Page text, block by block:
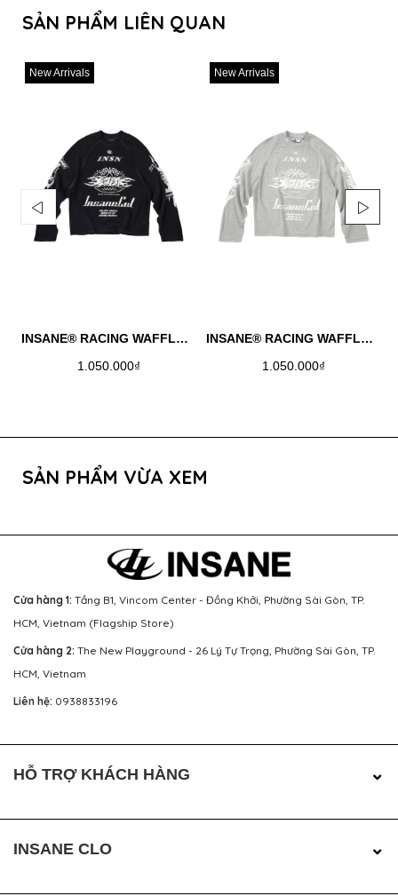
SẢN PHẨM LIÊN QUAN
New Arrivals
INSANE® RACING WAFFLE LONGSLEEVE - BLACK
1.050.000₫
New Arrivals
INSANE® RACING WAFFLE LONGSLEEVE - MELANGE
1.050.000₫
SẢN PHẨM VỪA XEM
Cửa hàng 1: Tầng B1, Vincom Center - Đồng Khởi, Phường Sài Gòn, TP.
HCM, Vietnam (Flagship Store)
Cửa hàng 2: The New Playground - 26 Lý Tự Trọng, Phường Sài Gòn, TP.
HCM, Vietnam
Liên hệ: 0938833196
HỖ TRỢ KHÁCH HÀNG
INSANE CLO